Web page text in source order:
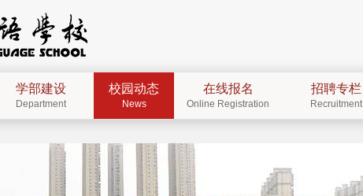
学部建设
Department
校园动态
News
在线报名
Online Registration
招聘专栏
Recruitment